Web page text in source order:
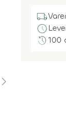
local_shipping
schedule
history100